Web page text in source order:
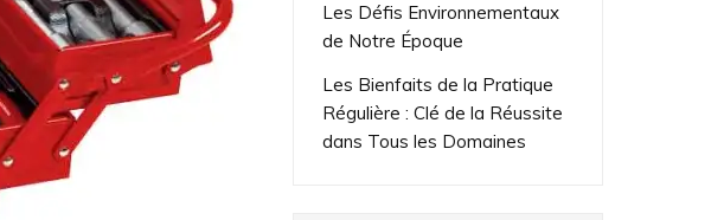
Les Défis Environnementaux
de Notre Époque
Les Bienfaits de la Pratique
Régulière : Clé de la Réussite
dans Tous les Domaines